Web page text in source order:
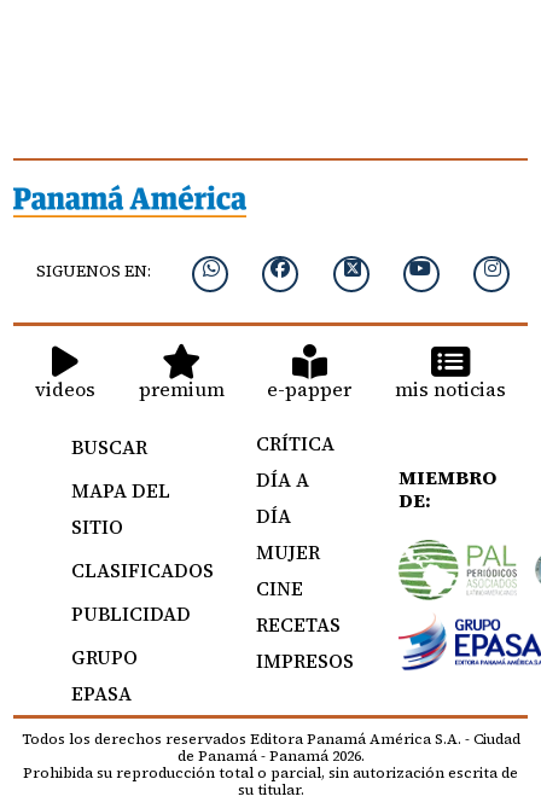
SIGUENOS EN:
videos premium e-papper mis noticias
BUSCAR
MAPA DEL
SITIO
CLASIFICADOS
PUBLICIDAD
GRUPO
EPASA
CRÍTICA
DÍA A
DÍA
MUJER
CINE
RECETAS
IMPRESOS
MIEMBRO
DE:
Todos los derechos reservados Editora Panamá América S.A. - Ciudad
de Panamá - Panamá 2026.
Prohibida su reproducción total o parcial, sin autorización escrita de
su titular.